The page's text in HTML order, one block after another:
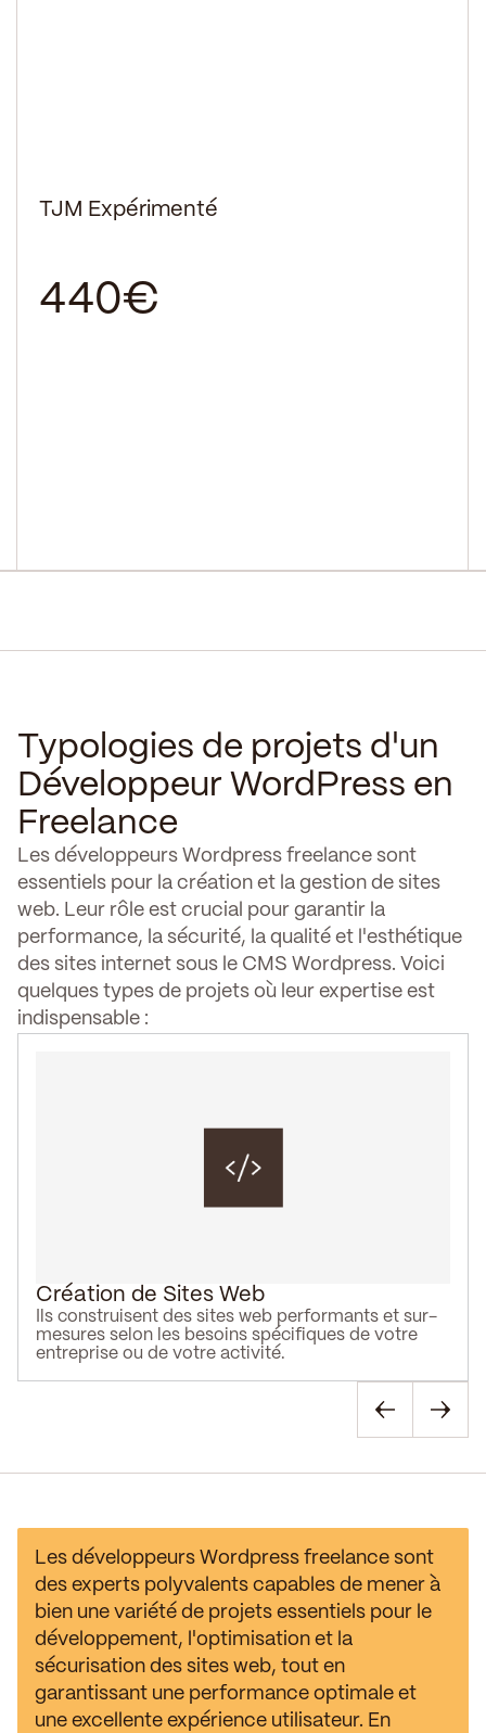
TJM Expérimenté
440€
Typologies de projets d'un
Développeur WordPress en
Freelance
Les développeurs Wordpress freelance sont
essentiels pour la création et la gestion de sites
web. Leur rôle est crucial pour garantir la
performance, la sécurité, la qualité et l'esthétique
des sites internet sous le CMS Wordpress. Voici
quelques types de projets où leur expertise est
indispensable :
Création de Sites Web
Ils construisent des sites web performants et sur-
mesures selon les besoins spécifiques de votre
entreprise ou de votre activité.
Les développeurs Wordpress freelance sont
des experts polyvalents capables de mener à
bien une variété de projets essentiels pour le
développement, l'optimisation et la
sécurisation des sites web, tout en
garantissant une performance optimale et
une excellente expérience utilisateur. En